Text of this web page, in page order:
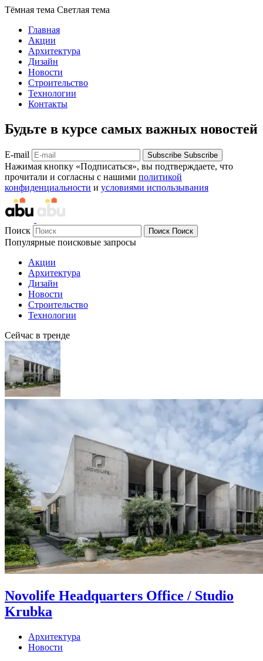
Тёмная тема Светлая тема
Главная
Акции
Архитектура
Дизайн
Новости
Строительство
Технологии
Контакты
Будьте в курсе самых важных новостей
E-mail Subscribe Subscribe
Нажимая кнопку «Подписаться», вы подтверждаете, что
прочитали и согласны с нашими политикой
конфиденциальности и условиями использывания
Поиск Поиск Поиск
Популярные поисковые запросы
Акции
Архитектура
Дизайн
Новости
Строительство
Технологии
Сейчас в тренде
Novolife Headquarters Office / Studio
Krubka
Архитектура
Новости